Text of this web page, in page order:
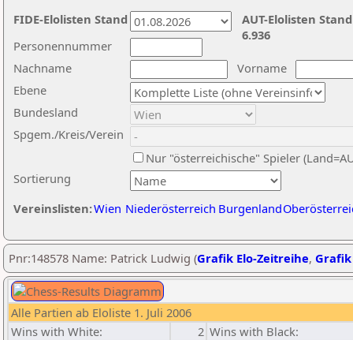
Nachname
Vorname
Ebene
Sortierung
Personennummer
Bundesland
Spgem./Kreis/Verein
Nur "österreichische" Spieler
Vereinslisten:Wien Niederösterreich Burgenland
AUT-Elolisten
6.936
FIDE-Elolisten Stand
Pnr:148578 Name: Patrick Ludwig (Grafik Elo-Zeitreihe,
Alle Partien ab Eloliste 1. Juli 2006
Wins with White:
2 Wins with Black: